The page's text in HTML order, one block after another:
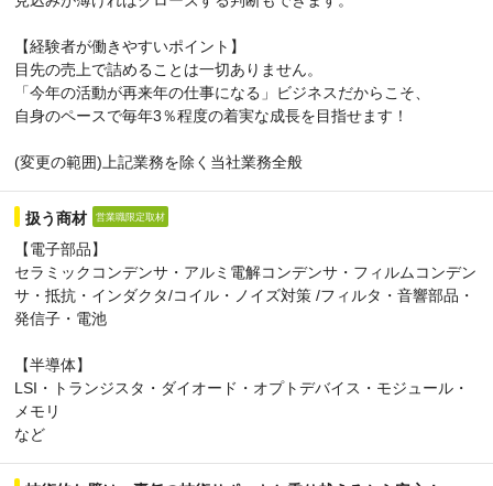
【経験者が働きやすいポイント】
目先の売上で詰めることは一切ありません。
「今年の活動が再来年の仕事になる」ビジネスだからこそ、
自身のペースで毎年3％程度の着実な成長を目指せます！
(変更の範囲)上記業務を除く当社業務全般
扱う商材 営業職限定取材
【電子部品】
セラミックコンデンサ・アルミ電解コンデンサ・フィルムコンデン
サ・抵抗・インダクタ/コイル・ノイズ対策 /フィルタ・音響部品・
発信子・電池
【半導体】
LSI・トランジスタ・ダイオード・オプトデバイス・モジュール・
メモリ
など